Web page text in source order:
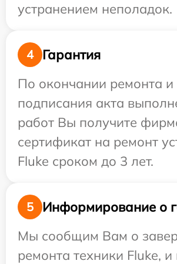
устранением неполадок.
4
Гарантия
По окончании ремонта и
подписания акта
работ Вы получите
сертификат на ремонт
Fluke сроком до 3 лет.
5
Информирование о
Мы сообщим Вам о
ремонта техники Fluke, и